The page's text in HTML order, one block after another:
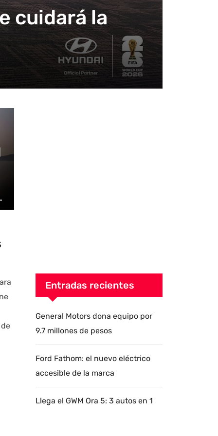
cuidará la
Entradas recientes
General Motors dona equipo por
9.7 millones de pesos
Ford Fathom: el nuevo eléctrico
accesible de la marca
Llega el GWM Ora 5: 3 autos en 1